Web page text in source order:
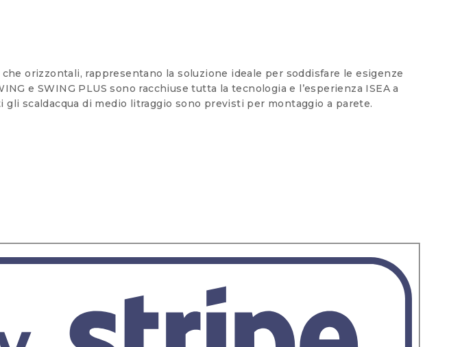
orizzontali, rappresentano la soluzione ideale per soddisfare le esigenze
e SWING PLUS sono racchiuse tutta la tecnologia e l’esperienza ISEA a
scaldacqua di medio litraggio sono previsti per montaggio a parete.